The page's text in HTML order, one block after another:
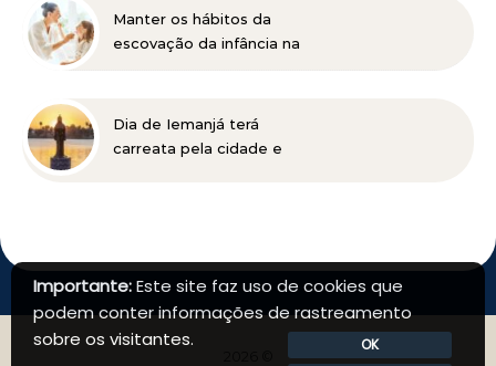
“Delírio”
Manter os hábitos da
escovação da infância na
Dia de Iemanjá terá
carreata pela cidade e
Importante:Este site faz uso de cookies que
podem conter informações de rastreamento
sobre os visitantes.
OK